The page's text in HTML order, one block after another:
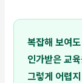
복잡해 보여
인가받은 교
그렇게 어렵